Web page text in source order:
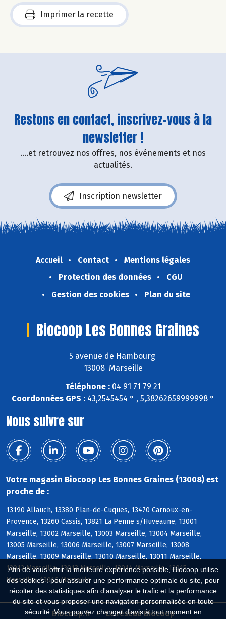
Afin de vous offrir la meilleure expérience possible, Biocoop utilise
des cookies : pour assurer une performance optimale du site, pour
récolter des statistiques afin d'analyser le trafic et la performance
du site et vous proposer une navigation personnalisée en toute
sécurité. Vous pouvez changer d'avis à tout moment en
Imprimer la recette
Restons en contact, inscrivez-vous à la
newsletter !
....et retrouvez nos offres, nos événements et nos
actualités.
Inscription newsletter
Accueil Contact
Mentions légales
Protection des données
CGU
Gestion des cookies
Plan du site
Biocoop Les Bonnes Graines
5 avenue de Hambourg
13008 Marseille
Téléphone : 04 91 71 79 21
Coordonnées GPS : 43,2545454 ° , 5,38262659999998 °
Nous suivre sur
Votre magasin Biocoop Les Bonnes Graines (13008) est
proche de :
13190 Allauch, 13380 Plan-de-Cuques, 13470 Carnoux-en-
Provence, 13260 Cassis, 13821 La Penne s/Huveaune, 13001
Marseille, 13002 Marseille, 13003 Marseille, 13004 Marseille,
13005 Marseille, 13006 Marseille, 13007 Marseille, 13008
Marseille, 13009 Marseille, 13010 Marseille, 13011 Marseille,
13012 Marseille, 13013 Marseille, 13014 Marseille, 13015
Marseille, 13016 Marseille
Biocoop.fr Le réseau Biocoop